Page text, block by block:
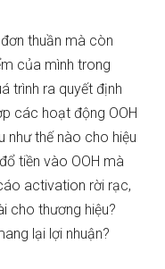
thuần mà còn
của mình trong
trình ra quyết định
các hoạt động OOH
như thế nào cho hiệu
tiền vào OOH mà
activation rời rạc,
cho thương hiệu?
lại lợi nhuận?